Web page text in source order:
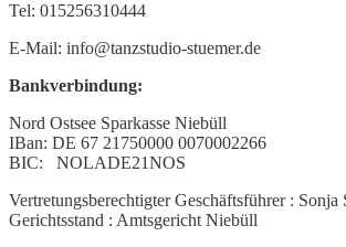
Tel: 015256310444
E-Mail: info@tanzstudio-stuemer.de
Bankverbindung:
Nord Ostsee Sparkasse Niebüll
IBan: DE 67 21750000 0070002266
BIC: NOLADE21NOS
Vertretungsberechtigter Geschäftsführer : Sonja
Gerichtsstand : Amtsgericht Niebüll